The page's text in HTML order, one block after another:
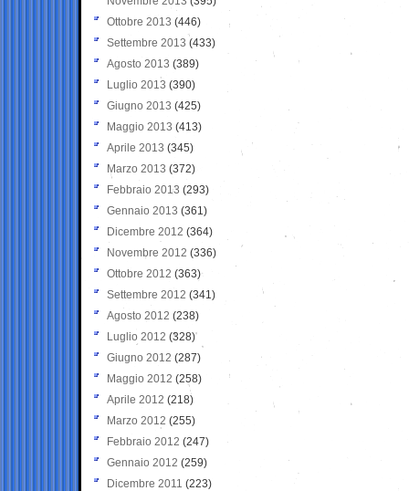
Ottobre 2013 (446)
Settembre 2013 (433)
Agosto 2013 (389)
Luglio 2013 (390)
Giugno 2013 (425)
Maggio 2013 (413)
Aprile 2013 (345)
Marzo 2013 (372)
Febbraio 2013 (293)
Gennaio 2013 (361)
Dicembre 2012 (364)
Novembre 2012 (336)
Ottobre 2012 (363)
Settembre 2012 (341)
Agosto 2012 (238)
Luglio 2012 (328)
Giugno 2012 (287)
Maggio 2012 (258)
Aprile 2012 (218)
Marzo 2012 (255)
Febbraio 2012 (247)
Gennaio 2012 (259)
Dicembre 2011 (223)